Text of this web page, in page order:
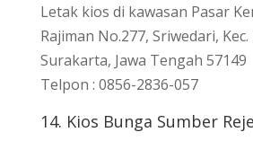
Letak kios di kawasan Pasar
Rajiman No.277, Sriwedari,
Surakarta, Jawa Tengah 57149
Telpon : 0856-2836-057
14. Kios Bunga Sumber